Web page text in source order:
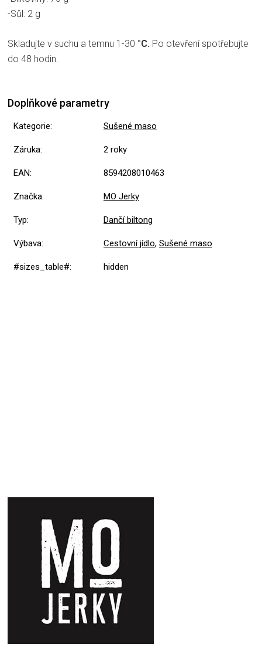
-Sůl: 2 g
Skladujte v suchu a temnu 1-30 °C. Po otevření spotřebujte
do 48 hodin.
Doplňkové parametry
Kategorie: Sušené maso
Záruka: 2 roky
EAN: 8594208010463
Značka: MO Jerky
Typ: Dančí biltong
Výbava: Cestovní jídlo, Sušené maso
#sizes_table#: hidden